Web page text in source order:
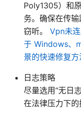
Poly1305）和
务。确保在传
窃听。 Vpn未
于 Windows、
景的快速修复方
日志策略
尽量选用“无日
在法律压力下的